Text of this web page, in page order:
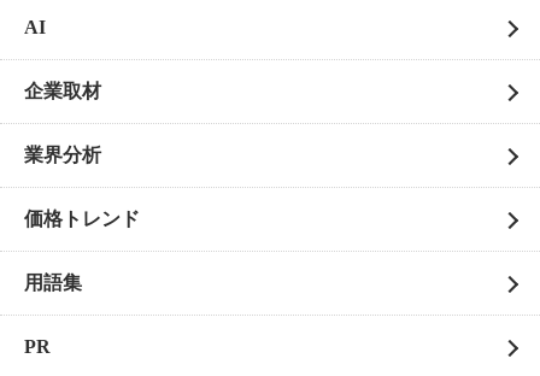
AI
企業取材
業界分析
価格トレンド
用語集
PR